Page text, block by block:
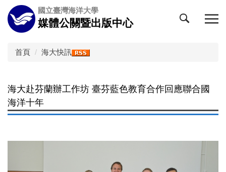
跳
到
主
國立臺灣海洋大學
媒體公關暨出版中心
首頁 海大快訊
海大赴芬蘭辦工作坊 臺芬藍色教育合作回應聯合國
海洋十年